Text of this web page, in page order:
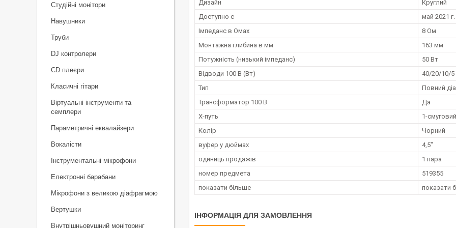
Дизайн
Круглий
Доступно с
май 2021 г.
Імпеданс в Омах
8 Ом
Монтажна глибина в мм
163 мм
Потужність (низький імпеданс)
50 Вт
Відводи 100 В (Вт)
40/20/10/5
Тип
Повний
Трансформатор 100 В
Да
Х-путь
1-смуговий
Колір
Чорний
вуфер у дюймах
4,5"
одиниць продажів
1 пара
номер предмета
519355
показати більше
показати
ІНФОРМАЦІЯ ДЛЯ ЗАМОВЛЕННЯ
Студійні монітори
Навушники
Труби
DJ контролери
CD плеєри
Класичні гітари
Віртуальні інструменти та
семплери
Параметричні еквалайзери
Вокалісти
Інструментальні мікрофони
Електронні барабани
Мікрофони з великою діафрагмою
Вертушки
Внутрішньовушний моніторинг